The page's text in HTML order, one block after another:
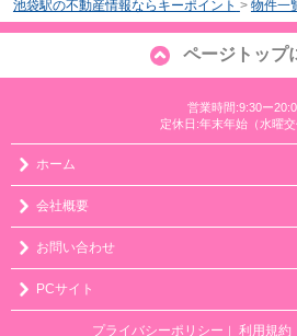
池袋駅の不動産情報ならキーポイント > 物件一
ページトップ
営業時間:9:30ー
定休日:年末年始（水曜交
ホーム
会社概要
お問い合わせ
PCサイト
プライバシーポリシー 利用規約